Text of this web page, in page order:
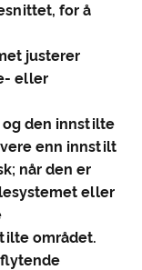
for å
justerer
eller
den innstilte
enn innstilt
når den er
eller
området.